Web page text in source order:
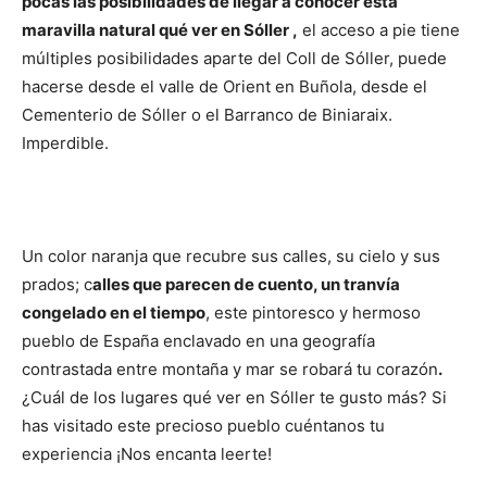
maravilla natural qué ver en Sóller , el acceso a pie tiene
múltiples posibilidades aparte del Coll de Sóller, puede
hacerse desde el valle de Orient en Buñola, desde el
Cementerio de Sóller o el Barranco de Biniaraix.
Imperdible.
Un color naranja que recubre sus calles, su cielo y sus
prados; calles que parecen de cuento, un tranvía
congelado en el tiempo, este pintoresco y hermoso
pueblo de España enclavado en una geografía
contrastada entre montaña y mar se robará tu corazón.
¿Cuál de los lugares qué ver en Sóller te gusto más? Si
has visitado este precioso pueblo cuéntanos tu
experiencia ¡Nos encanta leerte!